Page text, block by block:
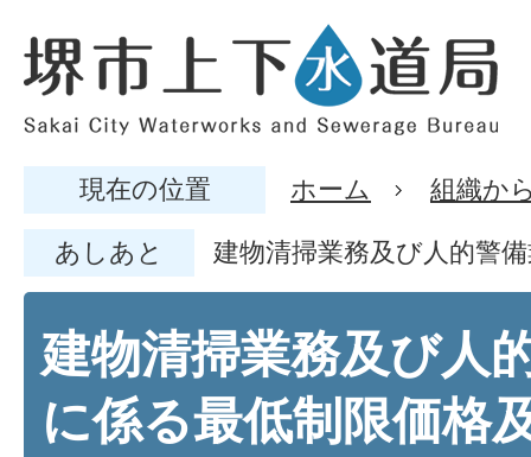
現在の位置 ホーム 組織か
あしあと 建物清掃業務及び人的警
建物清掃業務及び人
に係る最低制限価格